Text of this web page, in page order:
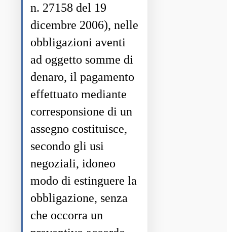
n. 27158 del 19
dicembre 2006), nelle
obbligazioni aventi
ad oggetto somme di
denaro, il pagamento
effettuato mediante
corresponsione di un
assegno costituisce,
secondo gli usi
negoziali, idoneo
modo di estinguere la
obbligazione, senza
che occorra un